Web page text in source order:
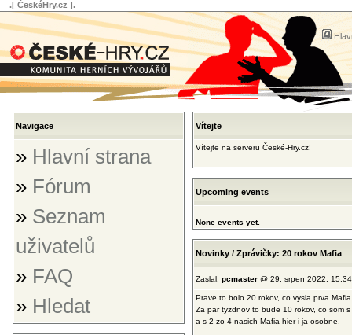
.[ ČeskéHry.cz ].
Navigace
» Hlavní strana
» Fórum
» Seznam
uživatelů
» FAQ
» Hledat
Vítejte
Vítejte na serveru České-Hry.cz!
Upcoming events
None events yet.
Novinky / Zprávičky: 20 rokov Mafia
Zaslal: pcmaster @ 29. srpen 2022,
Prave to bolo 20 rokov, co vysla prva
Za par tyzdnov to bude 10 rokov, co som
a s 2 zo 4 nasich Mafia hier i ja osobne.